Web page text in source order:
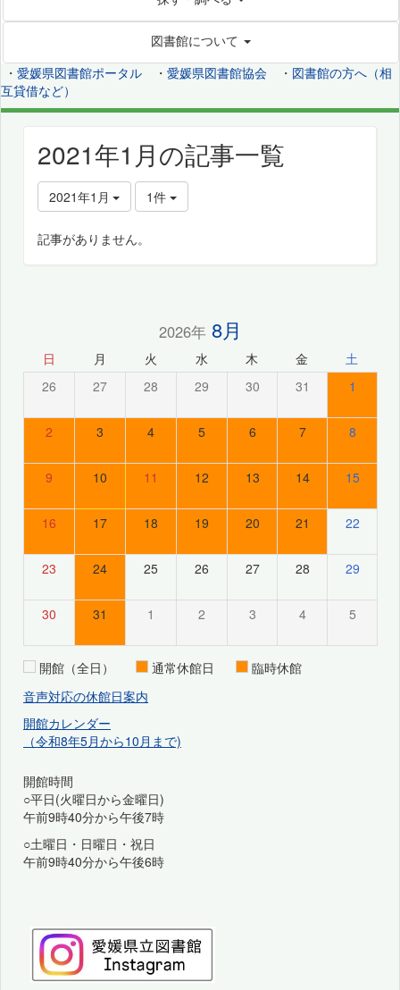
図書館について
・ 愛媛県図書館ポータル ・ 愛媛県図書館協会 ・ 図書館の方へ（相
互貸借など）
2021年1月の記事一覧
2021年1月 1件
記事がありません。
2026年8月
日 月 火 水 木 金 土
26 27 28 29 30 31 1
2 3 4 5 6 7 8
9 10 11 12 13 14 15
16 17 18 19 20 21 22
23 24 25 26 27 28 29
30 31 1 2 3 4 5
開館（全日） 通常休館日
臨時休館
音声対応の休館日案内
開館カレンダー
（令和8年5月から10月まで)
開館時間
○平日(火曜日から金曜日)
午前9時40分から午後7時
○土曜日・日曜日・祝日
午前9時40分から午後6時